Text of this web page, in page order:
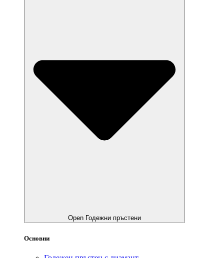
Open Годежни пръстени
Основни